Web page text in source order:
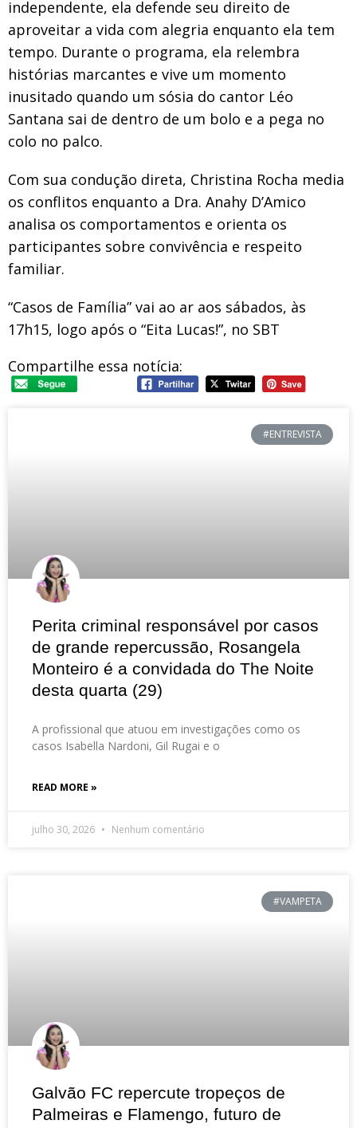
independente, ela defende seu direito de
aproveitar a vida com alegria enquanto ela tem
tempo. Durante o programa, ela relembra
histórias marcantes e vive um momento
inusitado quando um sósia do cantor Léo
Santana sai de dentro de um bolo e a pega no
colo no palco.
Com sua condução direta, Christina Rocha media
os conflitos enquanto a Dra. Anahy D’Amico
analisa os comportamentos e orienta os
participantes sobre convivência e respeito
familiar.
“Casos de Família” vai ao ar aos sábados, às
17h15, logo após o “Eita Lucas!”, no SBT
Compartilhe essa notícia:
#ENTREVISTA
Perita criminal responsável por casos
de grande repercussão, Rosangela
Monteiro é a convidada do The Noite
desta quarta (29)
A profissional que atuou em investigações como os
casos Isabella Nardoni, Gil Rugai e o
READ MORE »
julho 30, 2026 Nenhum comentário
#VAMPETA
Galvão FC repercute tropeços de
Palmeiras e Flamengo, futuro de